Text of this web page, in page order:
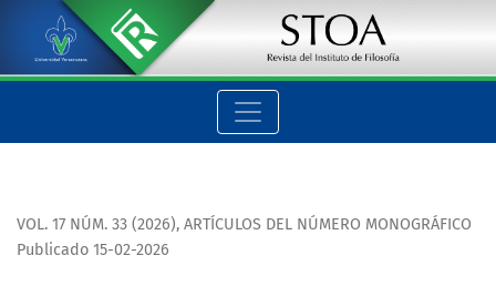
La educación como objeto en el pensamiento de Mary
VOL. 17 NÚM. 33 (2026), ARTÍCULOS DEL NÚMERO MONOGRÁFICO
Publicado 15-02-2026